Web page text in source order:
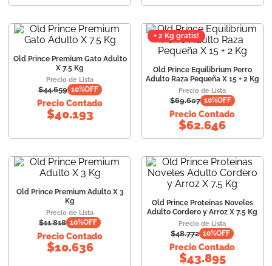
Old Prince Premium Gato Adulto
X 7.5 Kg
Precio de Lista
$44.659 10%OFF
Precio Contado
$40.193
+ 2 Kg gratis!
Old Prince Equilibrium Perro
Adulto Raza Pequeña X 15 + 2 Kg
Precio de Lista
$69.607 10%OFF
Precio Contado
$62.646
Old Prince Premium Adulto X 3
Kg
Precio de Lista
$11.818 10%OFF
Precio Contado
$10.636
Old Prince Proteinas Noveles
Adulto Cordero y Arroz X 7.5 Kg
Precio de Lista
$48.772 10%OFF
Precio Contado
$43.895